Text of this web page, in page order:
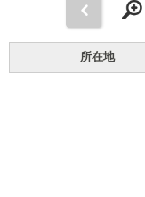
所在地